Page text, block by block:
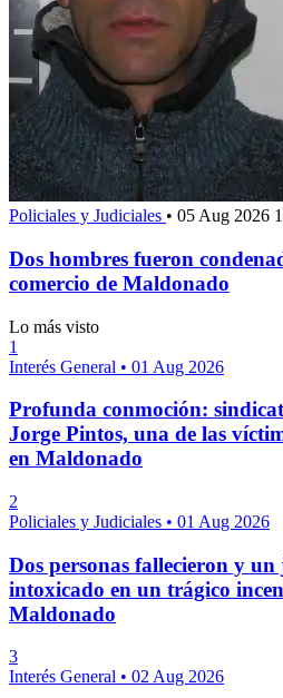
Policiales y Judiciales • 05 Aug 2026
Dos hombres fueron
comercio de Maldonado
Lo más visto
1
Interés General • 01 Aug 2026
Profunda conmoción:
Jorge Pintos, una de las
en Maldonado
2
Policiales y Judiciales • 01 Aug 2026
Dos personas fallecieron y un
intoxicado en un trágico
Maldonado
3
Interés General • 02 Aug 2026